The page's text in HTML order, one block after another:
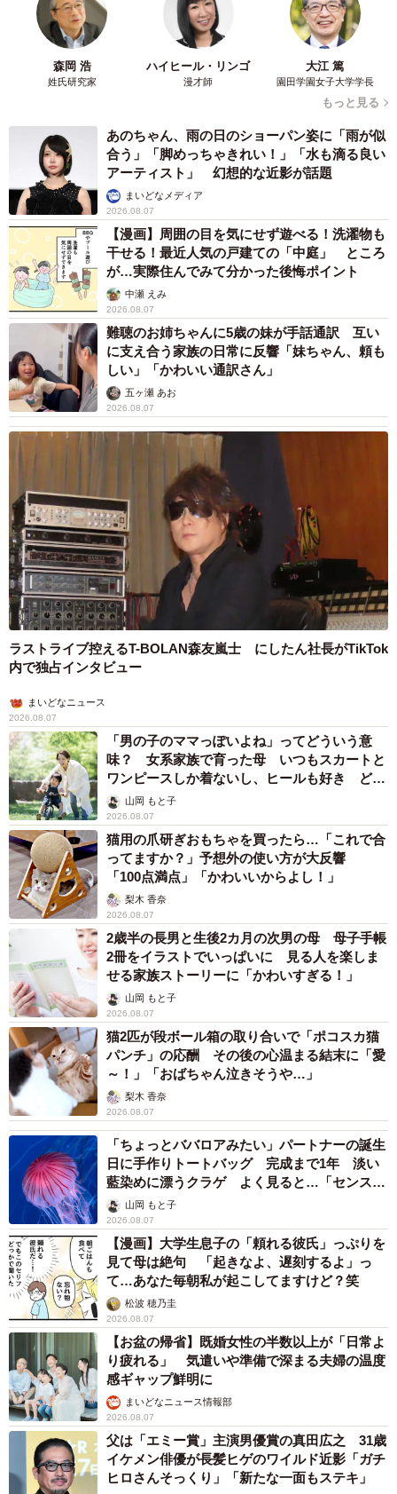
森岡 浩
姓氏研究家
ハイヒール・リンゴ
漫才師
大江 篤
園田学園女子大学学長
もっと見る
あのちゃん、雨の日のショーパン姿に「雨が似
合う」「脚めっちゃきれい！」「水も滴る良い
アーティスト」 幻想的な近影が話題
まいどなメディア
2026.08.07
【漫画】周囲の目を気にせず遊べる！洗濯物も
干せる！最近人気の戸建ての「中庭」 ところ
が…実際住んでみて分かった後悔ポイント
中瀬 えみ
2026.08.07
難聴のお姉ちゃんに5歳の妹が手話通訳 互い
に支え合う家族の日常に反響「妹ちゃん、頼も
しい」「かわいい通訳さん」
五ヶ瀬 あお
2026.08.07
ラストライブ控えるT-BOLAN森友嵐士 にしたん社長がTikTok
内で独占インタビュー
まいどなニュース
2026.08.07
「男の子のママっぽいよね」ってどういう意
味？ 女系家族で育った母 いつもスカートと
ワンピースしか着ないし、ヒールも好き どの
へんが…
山岡 もと子
2026.08.07
猫用の爪研ぎおもちゃを買ったら…「これで合
ってますか？」予想外の使い方が大反響
「100点満点」「かわいいからよし！」
梨木 香奈
2026.08.07
2歳半の長男と生後2カ月の次男の母 母子手帳
2冊をイラストでいっぱいに 見る人を楽しま
せる家族ストーリーに「かわいすぎる！」
山岡 もと子
2026.08.07
猫2匹が段ボール箱の取り合いで「ポコスカ猫
パンチ」の応酬 その後の心温まる結末に「愛
～！」「おばちゃん泣きそうや…」
梨木 香奈
2026.08.07
「ちょっとババロアみたい」パートナーの誕生
日に手作りトートバッグ 完成まで1年 淡い
藍染めに漂うクラゲ よく見ると…「センスす
ごい」山岡 もと子
2026.08.07
【漫画】大学生息子の「頼れる彼氏」っぷりを
見て母は絶句 「起きなよ、遅刻するよ」っ
て…あなた毎朝私が起こしてますけど？笑
松波 穂乃圭
2026.08.07
【お盆の帰省】既婚女性の半数以上が「日常よ
り疲れる」 気遣いや準備で深まる夫婦の温度
感ギャップ鮮明に
まいどなニュース情報部
2026.08.07
父は「エミー賞」主演男優賞の真田広之 31歳
イケメン俳優が長髪ヒゲのワイルド近影「ガチ
ヒロさんそっくり」「新たな一面もステキ」